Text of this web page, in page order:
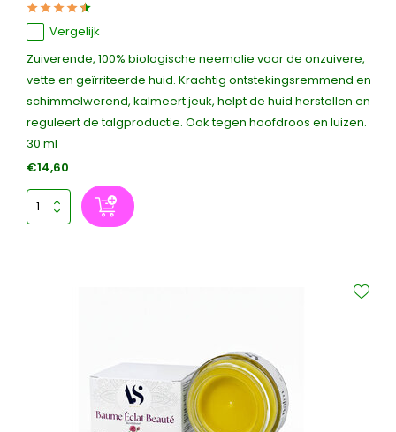
Vergelijk
Zuiverende, 100% biologische neemolie voor de onzuivere,
vette en geïrriteerde huid. Krachtig ontstekingsremmend en
schimmelwerend, kalmeert jeuk, helpt de huid herstellen en
reguleert de talgproductie. Ook tegen hoofdroos en luizen.
30 ml
€14,60